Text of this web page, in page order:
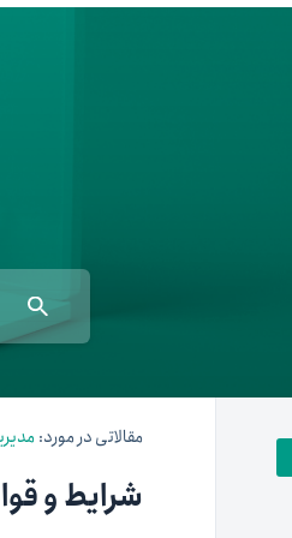
مقالاتی در مورد:
شرایط و